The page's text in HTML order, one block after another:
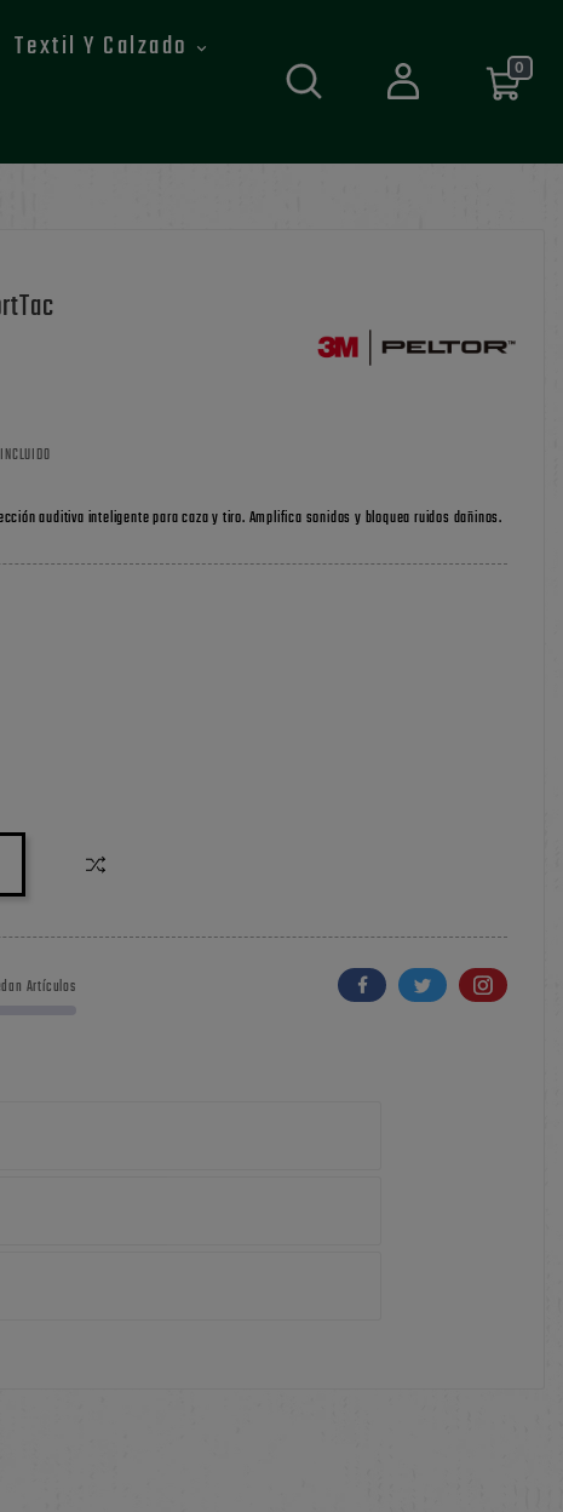
Textil Y Calzado
0
auditiva inteligente para caza y tiro. Amplifica sonidos y bloquea ruidos dañinos.
Artículos